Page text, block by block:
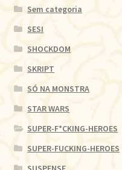
Sem categoria
SESI
SHOCKDOM
SKRIPT
SÓ NA MONSTRA
STAR WARS
SUPER-F*CKING-HEROES
SUPER-FUCKING-HEROES